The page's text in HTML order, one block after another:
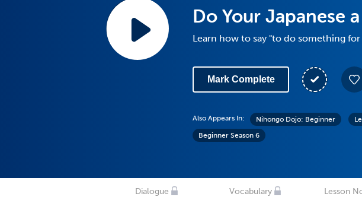
Do Your Japanese
Learn how to say "to do something
Mark Complete
Also Appears In: Nihongo Dojo: Beginner
Beginner Season 6
Dialogue Vocabulary Lesson